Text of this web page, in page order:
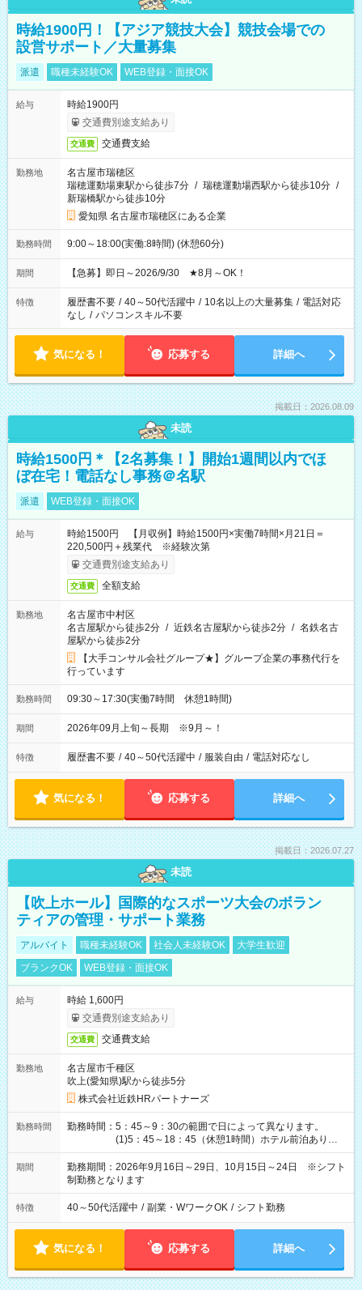
時給1900円！【アジア競技大会】競技会場での
設営サポート／大量募集
派遣 職種未経験OK WEB登録・面接OK
給与
時給1900円
交通費別途支給あり
交通費 交通費支給
勤務地
名古屋市瑞穂区
瑞穂運動場東駅から徒歩7分 / 瑞穂運動場西駅から徒歩10分 /
新瑞橋駅から徒歩10分
愛知県 名古屋市瑞穂区にある企業
勤務時間 9:00～18:00(実働:8時間) (休憩60分)
期間 【急募】即日～2026/9/30 ★8月～OK！
特徴 履歴書不要 / 40～50代活躍中 / 10名以上の大量募集 / 電話対応
なし / パソコンスキル不要
気になる！ 応募する 詳細へ
掲載日：2026.08.09
未読
時給1500円＊【2名募集！】開始1週間以内でほ
ぼ在宅！電話なし事務＠名駅
派遣 WEB登録・面接OK
給与
時給1500円 【月収例】時給1500円×実働7時間×月21日＝
220,500円＋残業代 ※経験次第
交通費別途支給あり
交通費 全額支給
勤務地
名古屋市中村区
名古屋駅から徒歩2分 / 近鉄名古屋駅から徒歩2分 / 名鉄名古
屋駅から徒歩2分
【大手コンサル会社グループ★】グループ企業の事務代行を
行っています
勤務時間 09:30～17:30(実働7時間 休憩1時間)
期間 2026年09月上旬～長期 ※9月～！
特徴 履歴書不要 / 40～50代活躍中 / 服装自由 / 電話対応なし
気になる！ 応募する 詳細へ
掲載日：2026.07.27
未読
【吹上ホール】国際的なスポーツ大会のボラン
ティアの管理・サポート業務
アルバイト 職種未経験OK 社会人未経験OK
大学生歓迎
ブランクOK
WEB登録・面接OK
給与
時給 1,600円
交通費別途支給あり
交通費 交通費支給
勤務地
名古屋市千種区
吹上(愛知県)駅から徒歩5分
株式会社近鉄HRパートナーズ
勤務時間
勤務時間：5：45～9：30の範囲で日によって異なります。
(1)5：45～18：45（休憩1時間）ホテル前泊あり！
(2)6：00～19：00（休憩1時間）ホテル前泊あり！
(3)6：45～19：45（休憩1時間） (4)7：
30～20：30（休憩1時間） (5)8：30～18：00（休憩
1時間） (6)9：30～21：30（休憩1時間）
期間
勤務期間：2026年9月16日～29日、10月15日～24日 ※シフト
制勤務となります
特徴 40～50代活躍中 / 副業・WワークOK / シフト勤務
気になる！ 応募する 詳細へ